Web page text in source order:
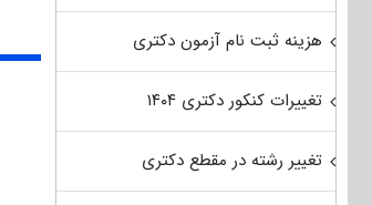
هزینه ثبت نام آزمون دکتری
تغییرات کنکور دکتری ۱۴۰۴
تغییر رشته در مقطع دکتری